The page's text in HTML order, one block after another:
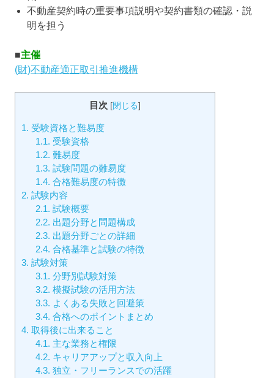
不動産契約時の重要事項説明や契約書類の確認・説
明を担う
■主催
(財)不動産適正取引推進機構
目次 [閉じる]
1. 受験資格と難易度
1.1. 受験資格
1.2. 難易度
1.3. 試験問題の難易度
1.4. 合格難易度の特徴
2. 試験内容
2.1. 試験概要
2.2. 出題分野と問題構成
2.3. 出題分野ごとの詳細
2.4. 合格基準と試験の特徴
3. 試験対策
3.1. 分野別試験対策
3.2. 模擬試験の活用方法
3.3. よくある失敗と回避策
3.4. 合格へのポイントまとめ
4. 取得後に出来ること
4.1. 主な業務と権限
4.2. キャリアアップと収入向上
4.3. 独立・フリーランスでの活躍